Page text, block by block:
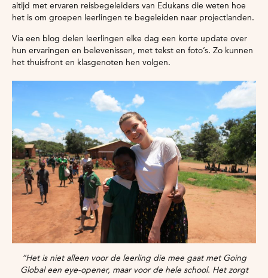
altijd met ervaren reisbegeleiders van Edukans die weten hoe
het is om groepen leerlingen te begeleiden naar projectlanden.
Via een blog delen leerlingen elke dag een korte update over
hun ervaringen en belevenissen, met tekst en foto’s. Zo kunnen
het thuisfront en klasgenoten hen volgen.
“Het is niet alleen voor de leerling die mee gaat met Going
Global een eye-opener, maar voor de hele school. Het zorgt